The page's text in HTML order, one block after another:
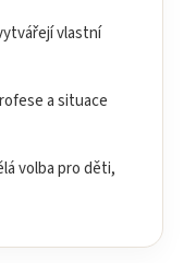
vlastní
a situace
volba pro děti,